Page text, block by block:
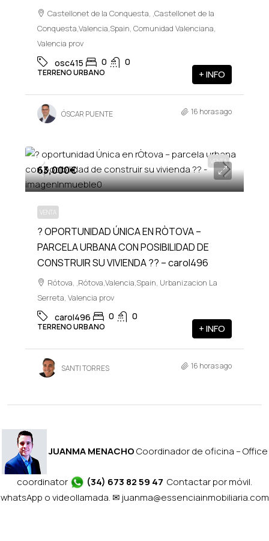
Castellonet de la Conquesta, ,Castellonet de la
Conquesta,Valencia,Spain, Comunidad Valenciana,
Valencia prov
osc415 0 0
TERRENO URBANO + INFO
ÓSCAR PUENTE 16 horas ago
VENTA
63,000€
VENTA
? OPORTUNIDAD ÚNICA EN RÒTOVA –
PARCELA URBANA CON POSIBILIDAD DE
CONSTRUIR SU VIVIENDA ?? – carol496
Rótova, ,Rótova,Valencia,Spain, Urbanizacion La
Serreta, Valencia prov
carol496 0 0
TERRENO URBANO + INFO
SANTI TORRES 16 horas ago
JUANMA MENACHOCoordinador de oficina – Office
coordinator (34) 673 82 59 47 Contactar por móvil.
whatsApp o videollamada. ✉ juanma@essenciainmobiliaria.com